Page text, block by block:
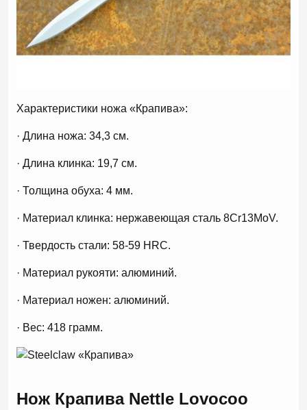
Характеристики ножа «Крапива»:
· Длина ножа: 34,3 см.
· Длина клинка: 19,7 см.
· Толщина обуха: 4 мм.
· Материал клинка: нержавеющая сталь 8Cr13MoV.
· Твердость стали: 58-59 HRC.
· Материал рукояти: алюминий.
· Материал ножен: алюминий.
· Вес: 418 грамм.
Нож Крапива Nettle Lovocoo